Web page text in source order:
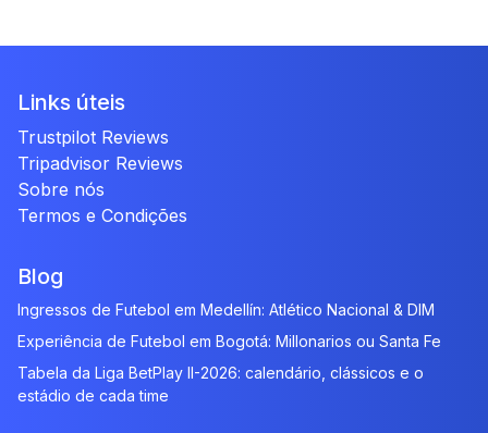
Links úteis
Trustpilot Reviews
Tripadvisor Reviews
Sobre nós
Termos e Condições
Blog
Ingressos de Futebol em Medellín: Atlético Nacional & DIM
Experiência de Futebol em Bogotá: Millonarios ou Santa Fe
Tabela da Liga BetPlay II-2026: calendário, clássicos e o
estádio de cada time